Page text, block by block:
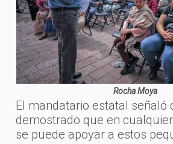
Rocha Moya
El mandatario estatal señaló
demostrado que en
se puede apoyar a estos